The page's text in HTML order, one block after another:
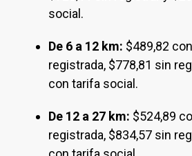
social.
De 6 a 12 km: $489,82
registrada, $778,81 sin
con tarifa social.
De 12 a 27 km: $524,89
registrada, $834,57 sin